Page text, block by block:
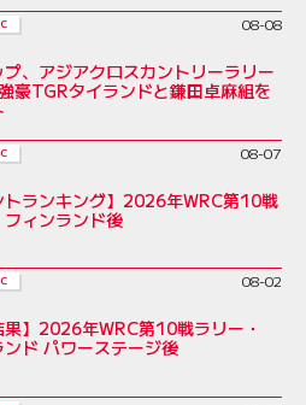
08-08
、アジアクロスカントリーラリー
豪TGRタイランドと鎌田卓麻組を
08-07
トランキング】2026年WRC第10戦
フィンランド後
08-02
果】2026年WRC第10戦ラリー・
ンド パワーステージ後